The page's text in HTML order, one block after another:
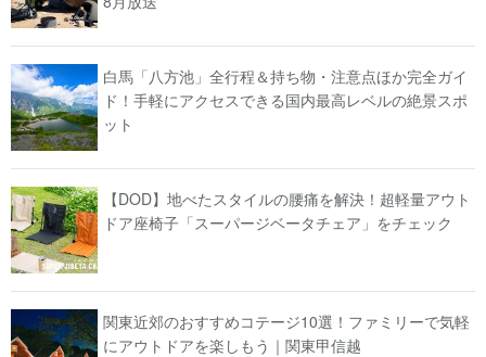
白馬「八方池」全行程＆持ち物・注意点ほか完全ガイ
ド！手軽にアクセスできる国内最高レベルの絶景スポ
ット
【DOD】地べたスタイルの腰痛を解決！超軽量アウト
ドア座椅子「スーパージベータチェア」をチェック
関東近郊のおすすめコテージ10選！ファミリーで気軽
にアウトドアを楽しもう｜関東甲信越